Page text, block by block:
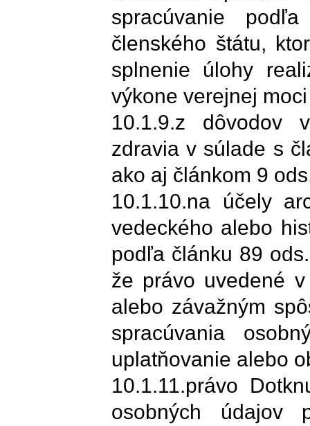
spracúvanie
členského štátu,
splnenie úlohy
výkone verejnej
10.1.9.z dôvodov
zdravia v súlade s
ako aj článkom 9
10.1.10.na účely
vedeckého alebo
podľa článku 89
že právo uvedené
alebo závažným
spracúvania
uplatňovanie alebo
10.1.11.právo
osobných údajov